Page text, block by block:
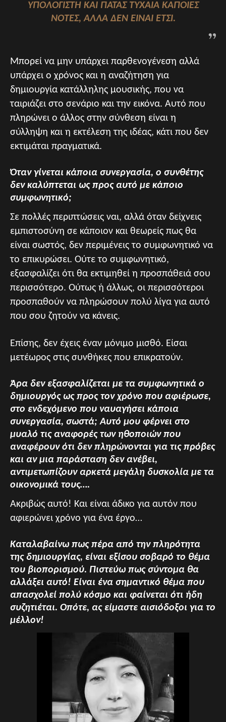
ΥΠΟΛΟΓΙΣΤΉ ΚΑΙ ΠΑΤΆΣ ΤΥΧΑΊΑ ΚΆΠΟΙΕΣ
ΝΌΤΕΣ, ΑΛΛΆ ΔΕΝ ΕΊΝΑΙ ΈΤΣΙ.
Μπορεί να μην υπάρχει παρθενογένεση αλλά
υπάρχει ο χρόνος και η αναζήτηση για
δημιουργία κατάλληλης μουσικής, που να
ταιριάζει στο σενάριο και την εικόνα. Αυτό που
πληρώνει ο άλλος στην σύνθεση είναι η
σύλληψη και η εκτέλεση της ιδέας, κάτι που δεν
εκτιμάται πραγματικά.
Όταν γίνεται κάποια συνεργασία, ο συνθέτης
δεν καλύπτεται ως προς αυτό με κάποιο
συμφωνητικό;
Σε πολλές περιπτώσεις ναι, αλλά όταν δείχνεις
εμπιστοσύνη σε κάποιον και θεωρείς πως θα
είναι σωστός, δεν περιμένεις το συμφωνητικό να
το επικυρώσει. Ούτε το συμφωνητικό,
εξασφαλίζει ότι θα εκτιμηθεί η προσπάθειά σου
περισσότερο. Ούτως ή άλλως, οι περισσότεροι
προσπαθούν να πληρώσουν πολύ λίγα για αυτό
που σου ζητούν να κάνεις.
Επίσης, δεν έχεις έναν μόνιμο μισθό. Είσαι
μετέωρος στις συνθήκες που επικρατούν.
Άρα δεν εξασφαλίζεται με τα συμφωνητικά ο
δημιουργός ως προς τον χρόνο που αφιέρωσε,
στο ενδεχόμενο που ναυαγήσει κάποια
συνεργασία, σωστά; Αυτό μου φέρνει στο
μυαλό τις αναφορές των ηθοποιών που
αναφέρουν ότι δεν πληρώνονται για τις πρόβες
και αν μια παράσταση δεν ανέβει,
αντιμετωπίζουν αρκετά μεγάλη δυσκολία με τα
οικονομικά τους….
Ακριβώς αυτό! Και είναι άδικο για αυτόν που
αφιερώνει χρόνο για ένα έργο…
Καταλαβαίνω πως πέρα από την πληρότητα
της δημιουργίας, είναι εξίσου σοβαρό το θέμα
του βιοπορισμού. Πιστεύω πως σύντομα θα
αλλάξει αυτό! Είναι ένα σημαντικό θέμα που
απασχολεί πολύ κόσμο και φαίνεται ότι ήδη
συζητιέται. Οπότε, ας είμαστε αισιόδοξοι για το
μέλλον!